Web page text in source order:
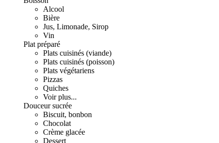
Alcool
Bière
Jus, Limonade, Sirop
Vin
Plat préparé
Plats cuisinés (viande)
Plats cuisinés (poisson)
Plats végétariens
Pizzas
Quiches
Voir plus...
Douceur sucrée
Biscuit, bonbon
Chocolat
Crème glacée
Dessert